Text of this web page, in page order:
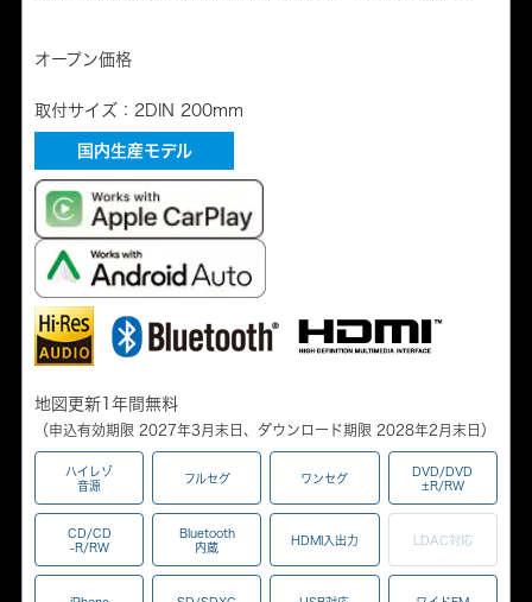
オープン価格
取付サイズ：2DIN 200mm
国内生産モデル
地図更新1年間無料
（申込有効期限 2027年3月末日、ダウンロード期限 2028年2月末日）
ハイレゾ
音源
フルセグ ワンセグ
DVD/DVD
±R/RW
CD/CD
-R/RW
Bluetooth
内蔵
HDMI入出力 LDAC対応